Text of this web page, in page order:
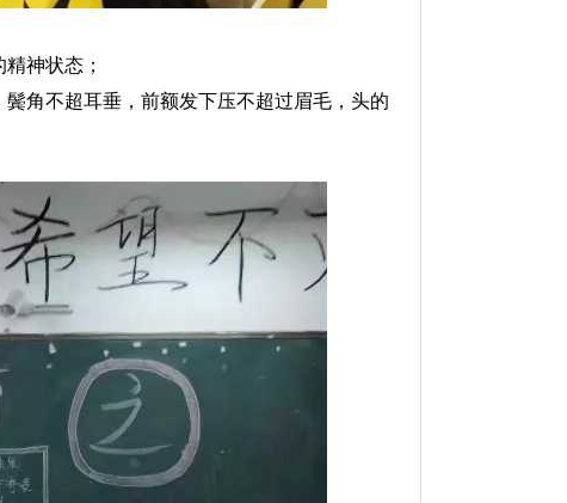
神状态；
角不超耳垂，前额发下压不超过眉毛，头的